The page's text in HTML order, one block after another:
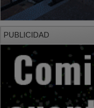
PUBLICIDAD